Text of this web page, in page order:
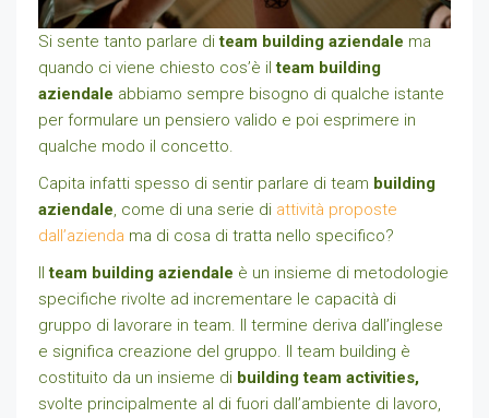
Si sente tanto parlare diteam building aziendale ma
quando ci viene chiesto cos’è ilteam building
aziendale abbiamo sempre bisogno di qualche istante
per formulare un pensiero valido e poi esprimere in
qualche modo il concetto.
Capita infatti spesso di sentir parlare di team building
aziendale, come di una serie di attività proposte
dall’azienda ma di cosa di tratta nello specifico?
Ilteam building aziendale è un insieme di metodologie
specifiche rivolte ad incrementare le capacità di
gruppo di lavorare in team. Il termine deriva dall’inglese
e significa creazione del gruppo. Il team building è
costituito da un insieme di building team activities,
svolte principalmente al di fuori dall’ambiente di lavoro,